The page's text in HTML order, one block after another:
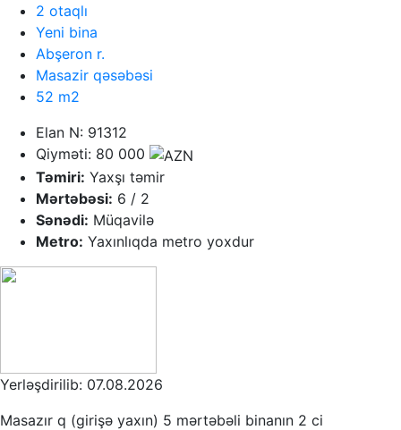
2 otaqlı
Yeni bina
Abşeron r.
Masazir qəsəbəsi
52 m2
Elan N: 91312
Qiyməti: 80 000
Təmiri: Yaxşı təmir
Mərtəbəsi: 6 / 2
Sənədi: Müqavilə
Metro: Yaxınlıqda metro yoxdur
Yerləşdirilib: 07.08.2026
Masazır q (girişə yaxın) 5 mərtəbəli binanın 2 ci